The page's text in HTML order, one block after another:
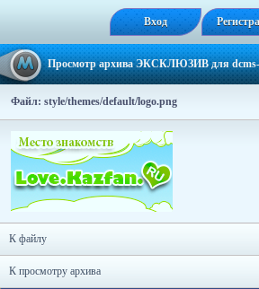
Вход
Просмотр архива ЭКСКЛЮЗИВ для
Файл: style/themes/default/logo.png
К файлу
К просмотру архива